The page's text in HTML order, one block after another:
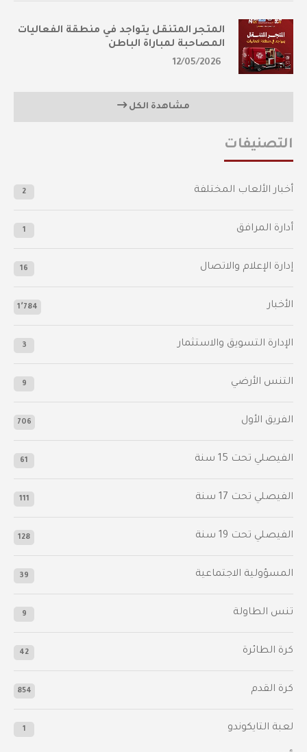
المتجر المتنقل يتواجد في منطقة الفعاليات
المصاحبة لمباراة الباطن
12/05/2026
مشاهدة الكل
التصنيفات
أخبار الألعاب المختلفة 2
أدارة المرافق 1
إدارة الإعلام والاتصال 16
الأخبار 1٬784
الإدارة التسويق والاستثمار 3
التنس الأرضي 9
الفريق الأول 706
الفيصلي‬⁩ تحت 15 سنة 61
‫الفيصلي‬⁩ تحت 17 سنة 111
الفيصلي‬⁩ تحت 19 سنة 128
المسؤولية الاجتماعية 39
تنس الطاولة 9
كرة الطائرة 42
كرة القدم 854
لعبة التايكوندو 1